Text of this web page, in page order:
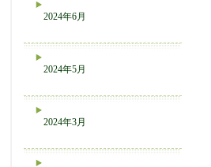
2024年6月
2024年5月
2024年3月